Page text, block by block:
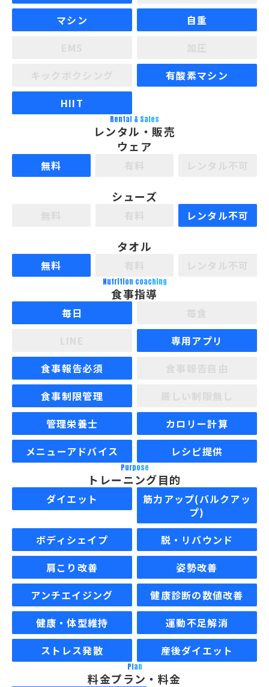
マシン
自重
有酸素マシン
HIIT
Rental & Sales
レンタル・販売
ウェア
無料
シューズ
レンタル不可
タオル
無料
Nutrition coaching
食事指導
毎日
専用アプリ
食事報告必須
食事制限管理
管理栄養士
カロリー計算
メニューアドバイス
レシピ提供
Purpose
トレーニング目的
ダイエット
筋力アップ(バルクアッ
プ)
ボディシェイプ
脱・リバウンド
肩こり改善
姿勢改善
アンチエイジング
健康診断の数値改善
健康・体型維持
運動不足解消
ストレス発散
産後ダイエット
Plan
料金プラン・料金